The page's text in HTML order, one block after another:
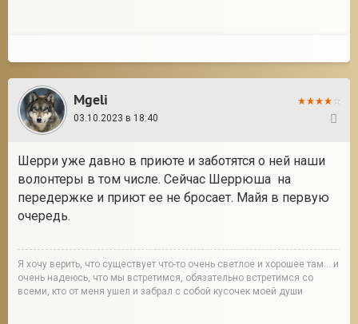
Mgeli
03.10.2023 в 18:40
Шерри уже давно в приюте и заботятся о ней наши
волонтеры в том числе. Сейчас Шеррюша на
передержке и приют ее не бросает. Майя в первую
очередь.
Я хочу верить, что существует что-то очень светлое и хорошее там... и
очень надеюсь, что мы встретимся, обязательно встретимся со
всеми, кто от меня ушел и забрал с собой кусочек моей души